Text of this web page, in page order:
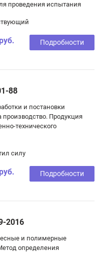
проведения испытания
Подробности
88
и постановки
производство. Продукция
технического
силу
Подробности
2016
и полимерные
определения